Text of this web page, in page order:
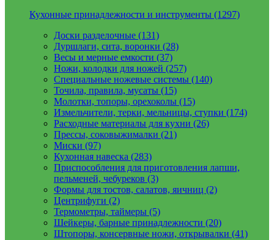
Кухонные принадлежности и инструменты (1297)
Доски разделочные (131)
Дуршлаги, сита, воронки (28)
Весы и мерные емкости (37)
Ножи, колодки для ножей (257)
Специальные ножевые системы (140)
Точила, правила, мусаты (15)
Молотки, топоры, орехоколы (15)
Измельчители, терки, мельницы, ступки (174)
Расходные материалы для кухни (26)
Прессы, соковыжималки (21)
Миски (97)
Кухонная навеска (283)
Приспособления для приготовления лапши,
пельменей, чебуреков (3)
Формы для тостов, салатов, яичниц (2)
Центрифуги (2)
Термометры, таймеры (5)
Шейкеры, барные принадлежности (20)
Штопоры, консервные ножи, открывалки (41)